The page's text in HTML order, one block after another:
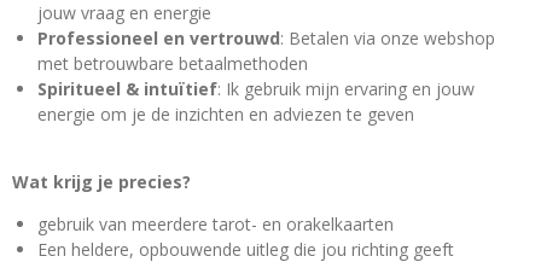
jouw vraag en energie
Professioneel en vertrouwd: Betalen via onze webshop
met betrouwbare betaalmethoden
Spiritueel & intuïtief: Ik gebruik mijn ervaring en jouw
energie om je de inzichten en adviezen te geven
Wat krijg je precies?
gebruik van meerdere tarot- en orakelkaarten
Een heldere, opbouwende uitleg die jou richting geeft